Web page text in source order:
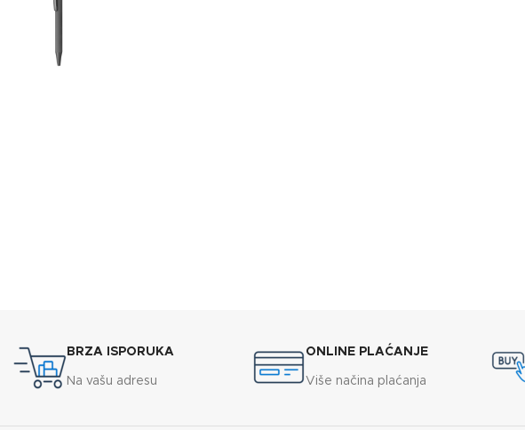
BRZA ISPORUKA
Na vašu adresu
ONLINE PLAĆANJE
Više načina plaćanja